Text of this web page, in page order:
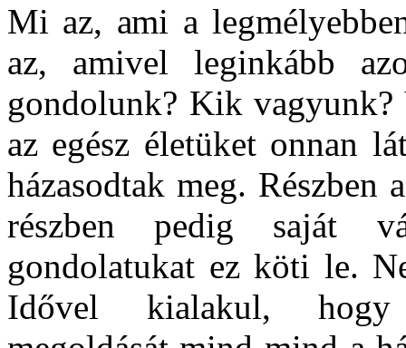
Mi az, ami a
az, amivel leginkább
gondolunk? Kik
az egész életüket onnan
házasodtak meg. Részben
részben pedig saját
gondolatukat ez köti le.
Idővel kialakul, hogy